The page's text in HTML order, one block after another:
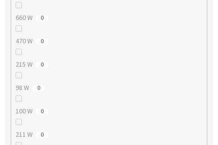
660 W 0
470 W 0
215 W 0
98 W 0
100 W 0
211 W 0